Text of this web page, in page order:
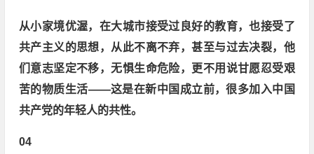
从小家境优渥，在大城市接受过良好的教育，也接受了
共产主义的思想，从此不离不弃，甚至与过去决裂，他
们意志坚定不移，无惧生命危险，更不用说甘愿忍受艰
苦的物质生活——这是在新中国成立前，很多加入中国
共产党的年轻人的共性。
04